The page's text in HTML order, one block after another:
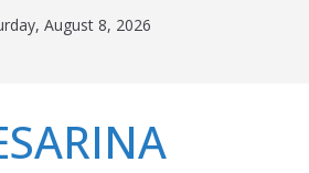
August 8, 2026